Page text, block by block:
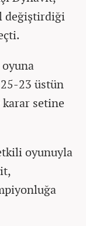
değiştirdiği
25-23 üstün
setine
oyunuyla